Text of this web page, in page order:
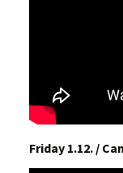
Friday 1.12. /